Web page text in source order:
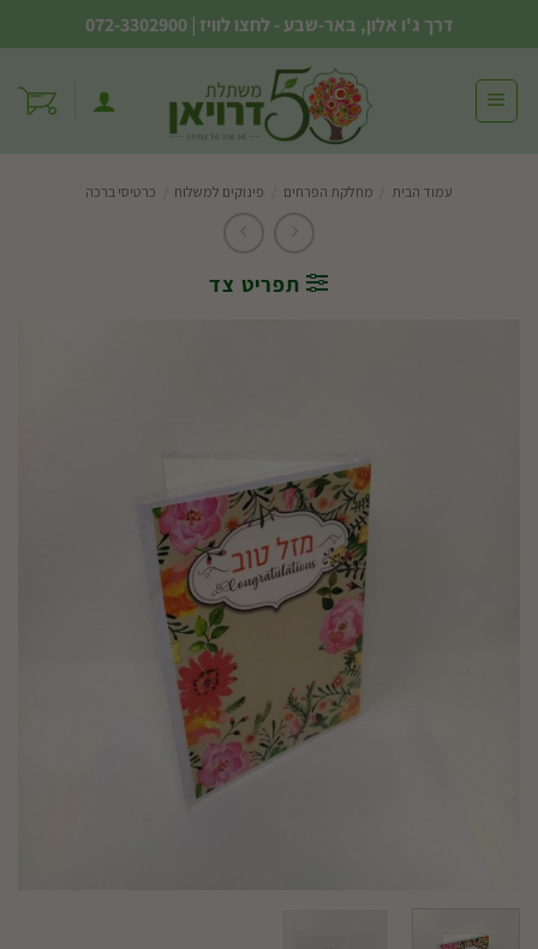
to
content
דרך ג'ו אלון, באר-שבע - לחצו לוויז |
072-3302900
עמוד הבית מחלקת הפרחים פינוקים למשלוח כרטיסי ברכה
תפריט צד